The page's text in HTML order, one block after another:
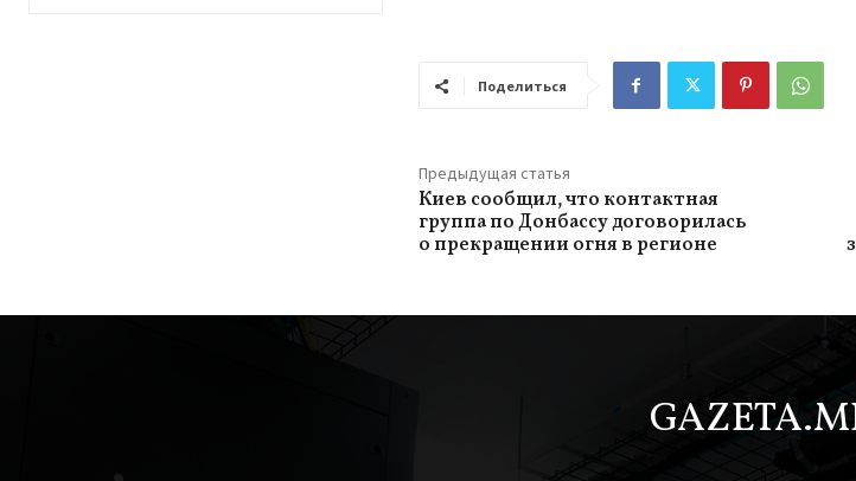
Поделиться
Предыдущая статья
Киев сообщил, что контактная
группа по Донбассу договорилась
о прекращении огня в регионе